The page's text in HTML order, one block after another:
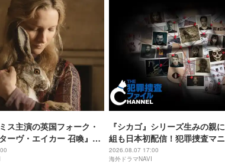
ス主演の英国フォーク・
ーヴ・エイカー 召喚』予
『シカゴ』シリーズ生みの親
組も日本初配信！犯罪捜査マ
ぐ専門チャンネル誕生
2026.08.07 17:00
海外ドラマNAVI